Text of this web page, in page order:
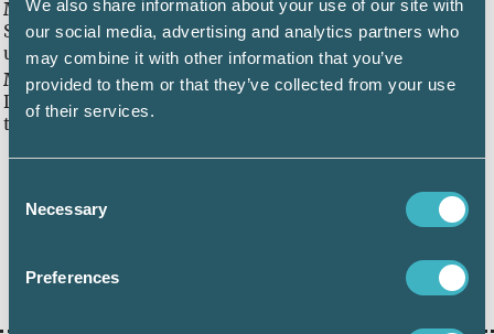
We also share information about your use of our site with
our social media, advertising and analytics partners who
may combine it with other information that you’ve
provided to them or that they’ve collected from your use
of their services.
Selection
Necessary
Preferences
Månad 2:
Skattebeslutet för månad 1 fastställs och en avi skickas
ut i slutet av månad 2.
Månad 3:
Din betalning för månad 1 ska vara Transportstyrelsen
tillhanda den sista vardagen i månad 3.
Dela: